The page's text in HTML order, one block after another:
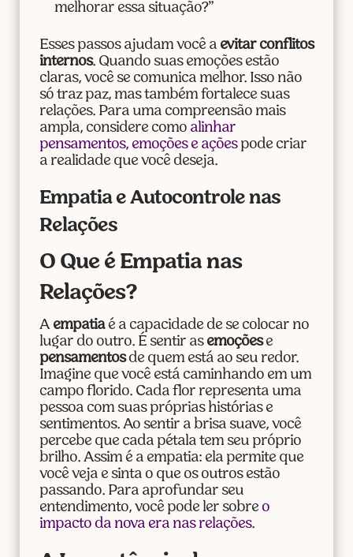
melhorar essa situação?”
Esses passos ajudam você a evitar conflitos
internos. Quando suas emoções estão
claras, você se comunica melhor. Isso não
só traz paz, mas também fortalece suas
relações. Para uma compreensão mais
ampla, considere como alinhar
pensamentos, emoções e açõespode criar
a realidade que você deseja.
Empatia e Autocontrole nas
Relações
O Que é Empatia nas
Relações?
A empatiaé a capacidade de se colocar no
lugar do outro. É sentir as emoçõese
pensamentosde quem está ao seu redor.
Imagine que você está caminhando em um
campo florido. Cada flor representa uma
pessoa com suas próprias histórias e
sentimentos. Ao sentir a brisa suave, você
percebe que cada pétala tem seu próprio
brilho. Assim é a empatia: ela permite que
você veja e sinta o que os outros estão
passando. Para aprofundar seu
entendimento, você pode ler sobre o
impacto da nova era nas relações.